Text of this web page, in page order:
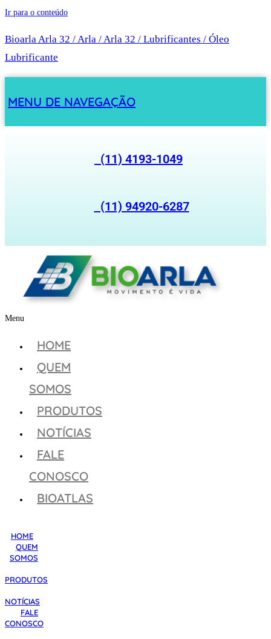
Ir para o conteúdo
Bioarla Arla 32 / Arla / Arla 32 / Lubrificantes / Óleo
Lubrificante
MENU DE NAVEGAÇÃO
(11) 4193-1049
(11) 94920-6287
Menu
HOME
QUEM
SOMOS
PRODUTOS
NOTÍCIAS
FALE
CONOSCO
BIOATLAS
HOME
QUEM
SOMOS
PRODUTOS
NOTÍCIAS
FALE
CONOSCO